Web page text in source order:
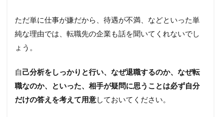
ただ単に仕事が嫌だから、待遇が不満、などといった単
純な理由では、転職先の企業も話を聞いてくれないでし
ょう。
自 己分析をしっかりと行い、なぜ退職するのか、なぜ転
職なのか、といった、相手が疑問に思うことは必ず自分
だけの答えを考えて用意 しておいてください。